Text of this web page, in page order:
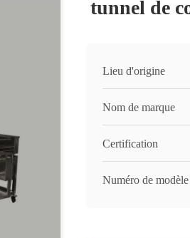
tunnel de
Lieu d'origine
Nom de marque
Certification
Numéro de modèle